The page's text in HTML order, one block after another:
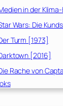
in der
Wars: Die
Turm [1973]
[2016]
Rache von